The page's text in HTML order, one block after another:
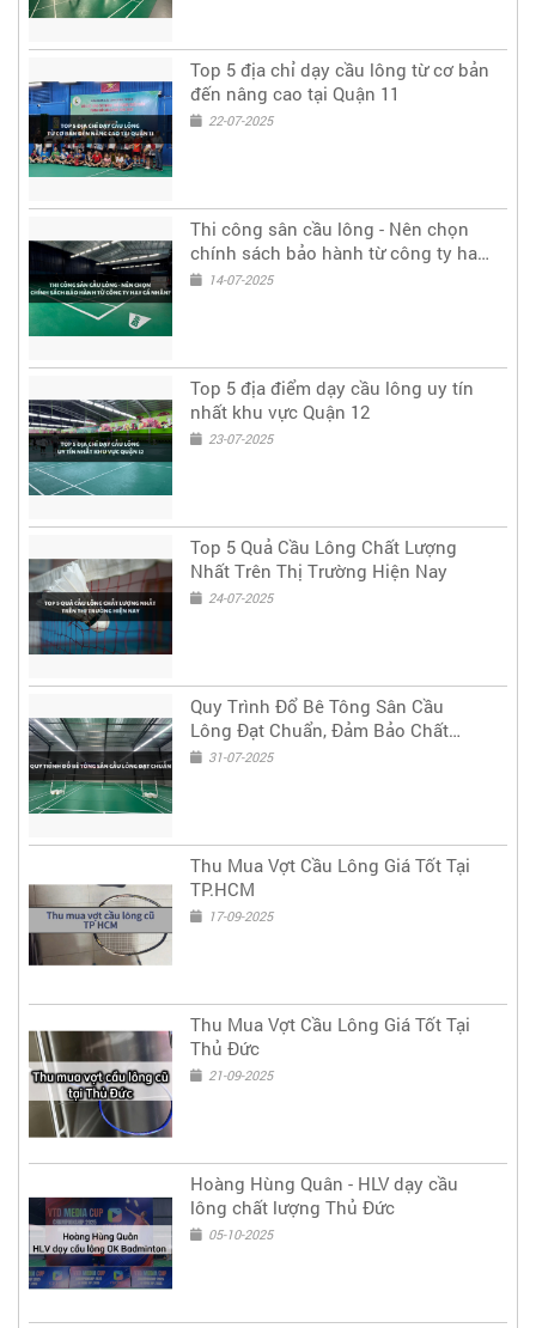
Top 5 địa chỉ dạy cầu lông từ cơ bản
đến nâng cao tại Quận 11
22-07-2025
Thi công sân cầu lông - Nên chọn
chính sách bảo hành từ công ty hay
cá nhân?
14-07-2025
Top 5 địa điểm dạy cầu lông uy tín
nhất khu vực Quận 12
23-07-2025
Top 5 Quả Cầu Lông Chất Lượng
Nhất Trên Thị Trường Hiện Nay
24-07-2025
Quy Trình Đổ Bê Tông Sân Cầu
Lông Đạt Chuẩn, Đảm Bảo Chất
Lượng & Độ Bền Lâu Dài
31-07-2025
Thu Mua Vợt Cầu Lông Giá Tốt Tại
TP.HCM
17-09-2025
Thu Mua Vợt Cầu Lông Giá Tốt Tại
Thủ Đức
21-09-2025
Hoàng Hùng Quân - HLV dạy cầu
lông chất lượng Thủ Đức
05-10-2025